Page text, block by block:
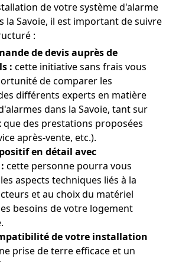
de votre système d'alarme
la Savoie, il est important de suivre
:
de devis auprès de
: cette initiative sans frais vous
de comparer les
différents experts en matière
dans la Savoie, tant sur
que des prestations proposées
après-vente, etc.).
en détail avec
cette personne pourra vous
aspects techniques liés à la
et au choix du matériel
besoins de votre logement
de votre installation
prise de terre efficace et un